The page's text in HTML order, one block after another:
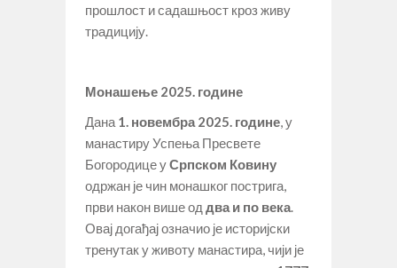
прошлост и садашњост кроз живу
традицију.
Монашење 2025. године
Дана 1. новембра 2025. године , у
манастиру Успења Пресвете
Богородице уСрпском Ковину
одржан је чин монашког пострига,
први након више од два и по века
Овај догађај означио је историјски
тренутак у животу манастира, чији је